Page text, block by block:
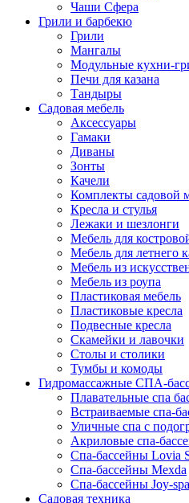
Чаши Сфера
Грили и барбекю
Грили
Мангалы
Модульные кухни-
Печи для казана
Тандыры
Садовая мебель
Аксессуары
Гамаки
Диваны
Зонты
Качели
Комплекты садовой
Кресла и стулья
Лежаки и шезлонги
Мебель для
Мебель для летнего
Мебель из
Мебель из роупа
Пластиковая мебель
Пластиковые кресла
Подвесные кресла
Скамейки и лавочки
Столы и столики
Тумбы и комоды
Гидромассажные СПА-
Плавательные спа
Встраиваемые спа-
Уличные спа с
Акриловые спа-
Спа-бассейны Lovia
Спа-бассейны Mexda
Спа-бассейны Joy-spa
Садовая техника